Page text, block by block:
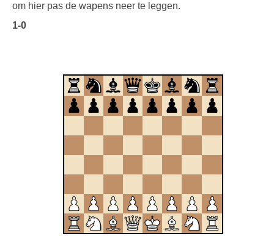
om hier pas de wapens neer te leggen.
1-0